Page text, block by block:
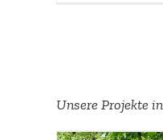
Unsere Projekte